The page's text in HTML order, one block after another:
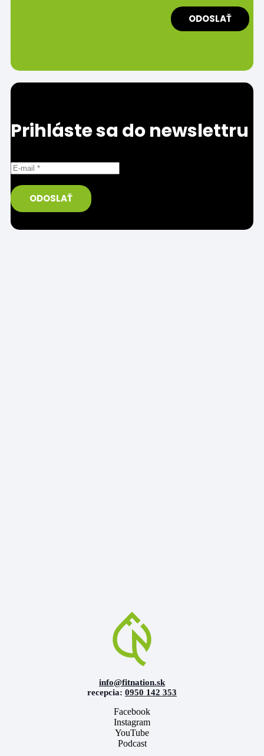
Prihláste sa do newslettru
ODOSLAŤ
info@fitnation.sk
recepcia: 0950 142 353
Facebook
Instagram
YouTube
Podcast